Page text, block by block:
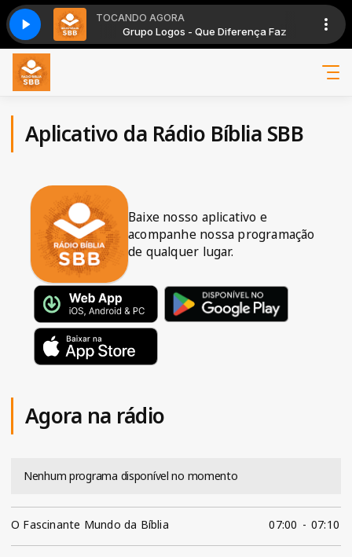
TOCANDO AGORA
Faz Grupo Logos - Que Diferença Faz
Aplicativo da Rádio Bíblia SBB
Baixe nosso aplicativo e
acompanhe nossa programação
de qualquer lugar.
Agora na rádio
Nenhum programa disponível no momento
O Fascinante Mundo da Bíblia 07:00 - 07:10